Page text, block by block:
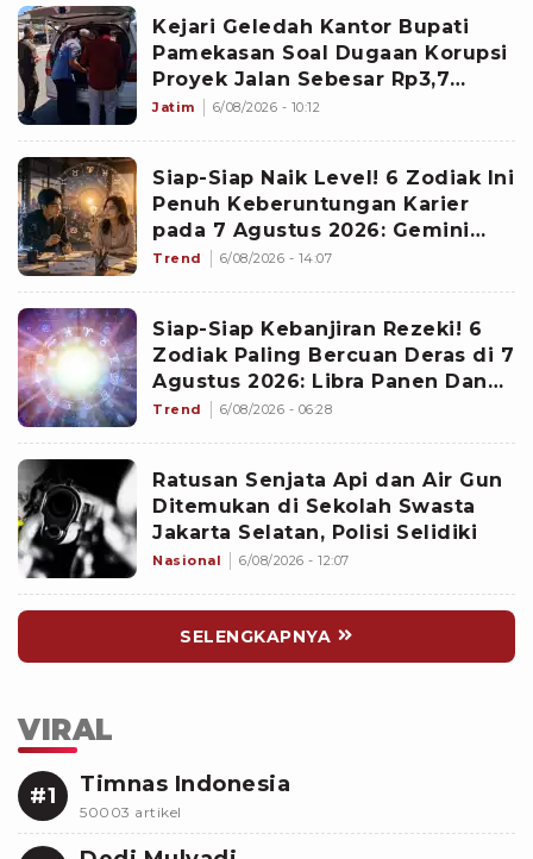
Kejari Geledah Kantor Bupati
Pamekasan Soal Dugaan Korupsi
Proyek Jalan Sebesar Rp3,7
Milliar
Jatim 6/08/2026 - 10:12
Siap-Siap Naik Level! 6 Zodiak Ini
Penuh Keberuntungan Karier
pada 7 Agustus 2026: Gemini
Punya Senjata Utama
Trend 6/08/2026 - 14:07
Siap-Siap Kebanjiran Rezeki! 6
Zodiak Paling Bercuan Deras di 7
Agustus 2026: Libra Panen Dana
Ekstra
Trend 6/08/2026 - 06:28
Ratusan Senjata Api dan Air Gun
Ditemukan di Sekolah Swasta
Jakarta Selatan, Polisi Selidiki
Nasional 6/08/2026 - 12:07
SELENGKAPNYA
VIRAL
#1 Timnas Indonesia
50003 artikel